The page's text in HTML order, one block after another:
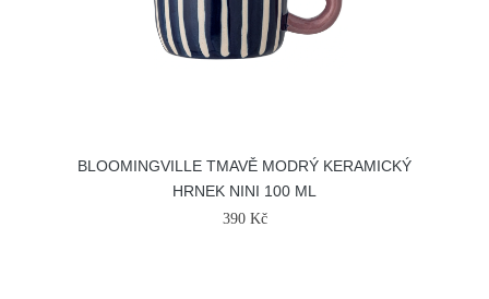
BLOOMINGVILLE TMAVĚ MODRÝ KERAMICKÝ
HRNEK NINI 100 ML
390 Kč